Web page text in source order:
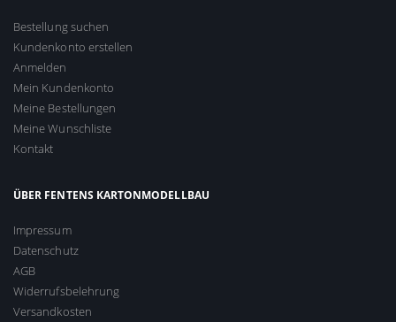
Bestellung suchen
Kundenkonto erstellen
Anmelden
Mein Kundenkonto
Meine Bestellungen
Meine Wunschliste
Kontakt
ÜBER FENTENS KARTONMODELLBAU
Impressum
Datenschutz
AGB
Widerrufsbelehrung
Versandkosten